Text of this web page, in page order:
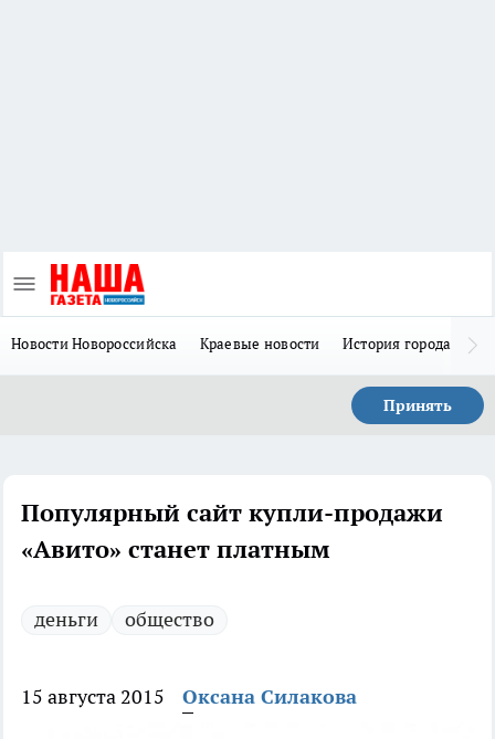
Новости Новороссийска Краевые новости История города Н
Принять
Популярный сайт купли-продажи
«Авито» станет платным
деньги общество
15 августа 2015 Оксана Силакова